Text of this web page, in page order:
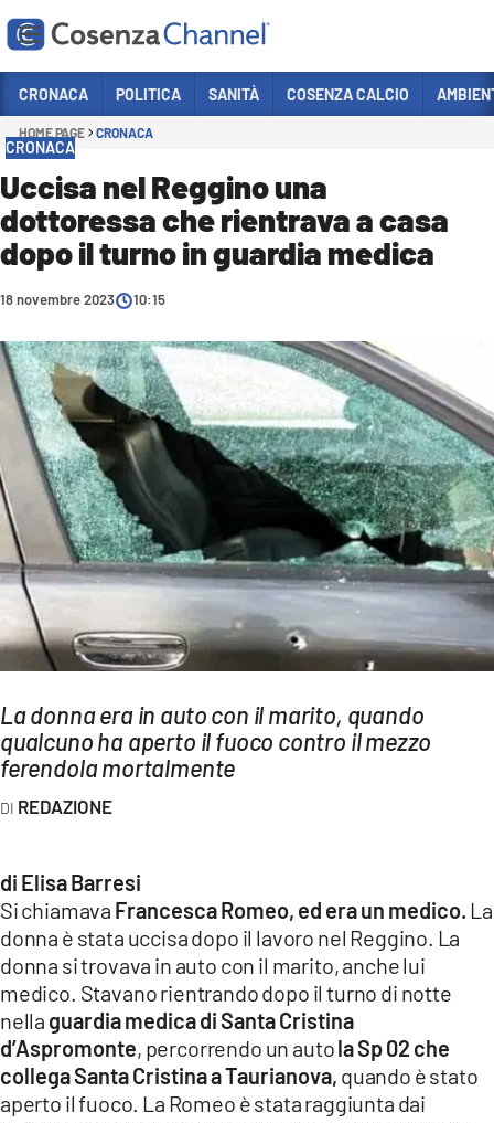
Sezioni
CRONACA
POLITICA
COSENZA CALCIO
ECONOMIA E LAVORO
SANITÀ
SPORT
CULTURA
AMBIENTE
Streaming
LAC TV
LAC NETWORK
LAC ONAIR
LaC
Network
LACONAIR.IT
LACITYMAG.IT
ILREGGINO.IT
COSENZACHANNEL.IT
ILVIBONESE.IT
CATANZAROCHANNEL.IT
LACAPITALENEWS.IT
CRONACA POLITICA SANITÀ COSENZA CALCIO
HOME PAGE CRONACA
CRONACA
Uccisa nel Reggino una
dottoressa che rientrava a casa
dopo il turno in guardia medica
18 novembre 2023 10:15
La donna era in auto con il marito, quando
qualcuno ha aperto il fuoco contro il mezzo
ferendola mortalmente
REDAZIONE
di Elisa Barresi
Si chiamava Francesca Romeo, ed era un medico. La
donna è stata uccisa dopo il lavoro nel Reggino. La
donna si trovava in auto con il marito, anche lui
medico. Stavano rientrando dopo il turno di notte
nella guardia medica di Santa Cristina
d’Aspromonte, percorrendo un autola Sp 02 che
collega Santa Cristina a Taurianova, quando è stato
aperto il fuoco. La Romeo è stata raggiunta dai